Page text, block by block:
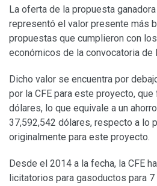
La oferta de la propuesta
representó el valor presente más
propuestas que cumplieron con
económicos de la convocatoria de
Dicho valor se encuentra por
por la CFE para este proyecto,
dólares, lo que equivale a un
37,592,542 dólares, respecto a lo
originalmente para este proyecto.
Desde el 2014 a la fecha, la CFE
licitatorios para gasoductos para